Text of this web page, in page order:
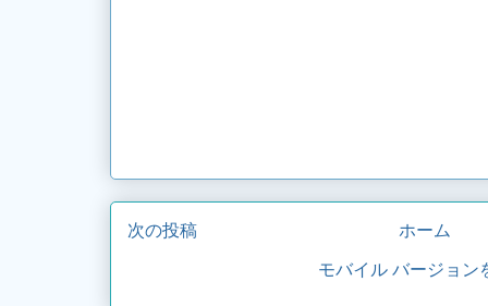
次の投稿 ホーム
モバイル バージョン